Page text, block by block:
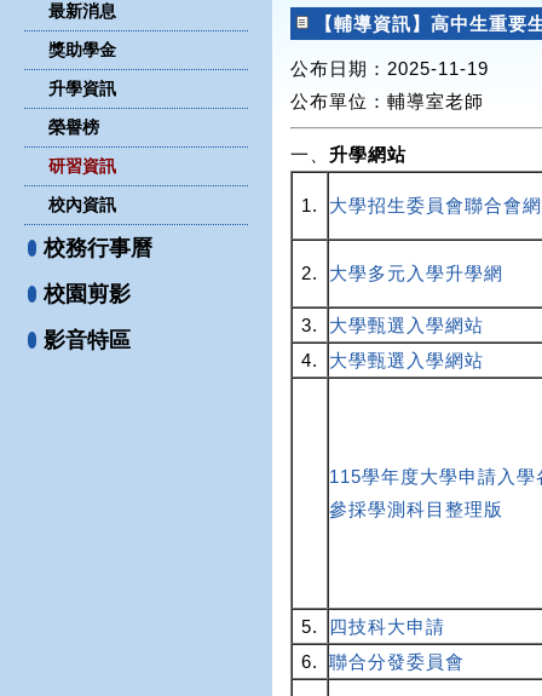
最新消息
獎助學金
升學資訊
榮譽榜
研習資訊
校內資訊
校務行事曆
校園剪影
影音特區
【輔導資訊】高中生重要
公布日期：2025-11-19
公布單位 ：輔導室老師
一、 升學網站
1. 大學招生委員會聯合會
2. 大學多元入學升學網
3.
大學甄選入學網站
4.
大學甄選入學網站
115學年度大學申請入學
參採學測科目整理版
5.
四技科大申請
6.
聯合分發委員會